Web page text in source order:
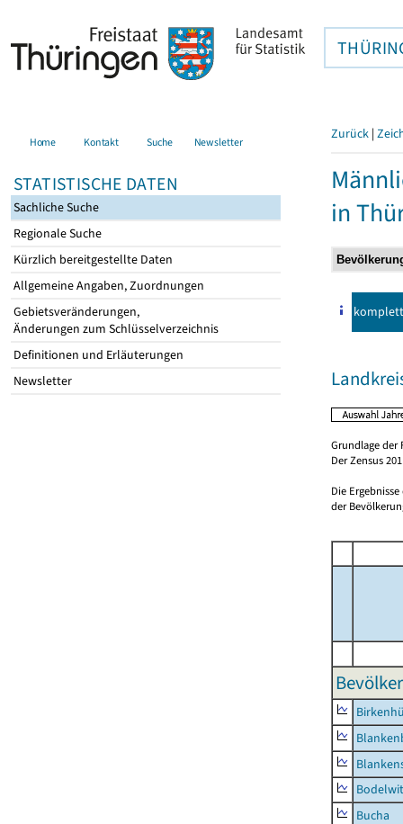
Home Kontakt Suche Newsletter
STATISTISCHE DATEN
Sachliche Suche
Regionale Suche
Kürzlich bereitgestellte Daten
Allgemeine Angaben, Zuordnungen
Gebietsveränderungen,
Änderungen zum Schlüsselverzeichnis
Definitionen und Erläuterungen
Newsletter
Zurück |
in
komplett
Grundlage der
Der Zensus
Die
der
Bucha